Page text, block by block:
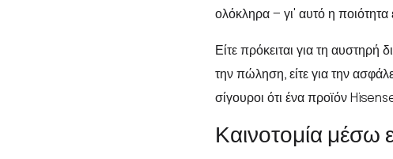
ολόκληρα – γι' αυτό η ποιότητα
Είτε πρόκειται για τη αυστηρή
την πώληση, είτε για την
σίγουροι ότι ένα προϊόν
Καινοτομία μέσω